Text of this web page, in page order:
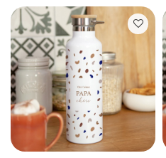
Accéder à
Vous avez reçu
Voulez-vous
Je me connecte